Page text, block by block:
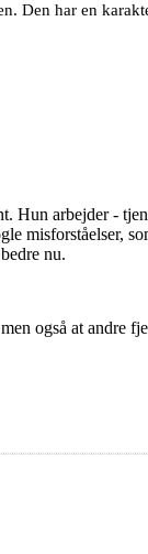
Den har en
Hun arbejder -
misforståelser,
nu.
også at andre